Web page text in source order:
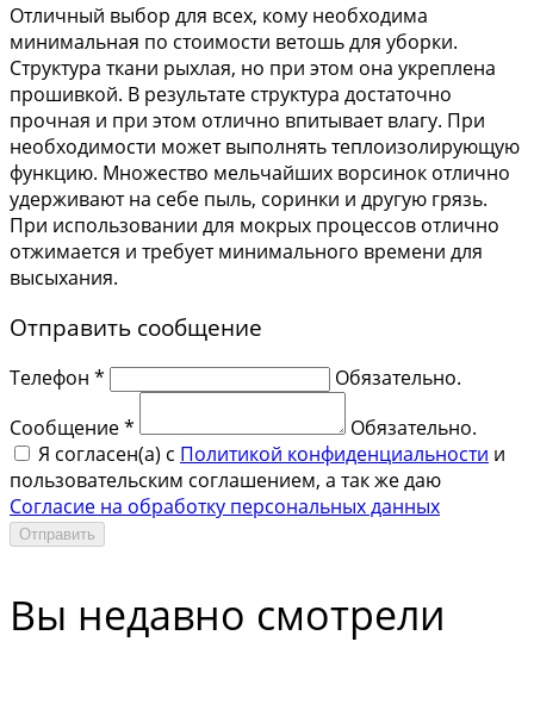
Отличный выбор для всех, кому необходима
минимальная по стоимости ветошь для уборки.
Структура ткани рыхлая, но при этом она укреплена
прошивкой. В результате структура достаточно
прочная и при этом отлично впитывает влагу. При
необходимости может выполнять теплоизолирующую
функцию. Множество мельчайших ворсинок отлично
удерживают на себе пыль, соринки и другую грязь.
При использовании для мокрых процессов отлично
отжимается и требует минимального времени для
высыхания.
Отправить сообщение
Телефон *
Обязательно.
Сообщение *
Обязательно.
Я согласен(a) с Политикой конфиденциальности и
пользовательским соглашением, а так же даю
Согласие на обработку персональных данных
Отправить
Вы недавно смотрели